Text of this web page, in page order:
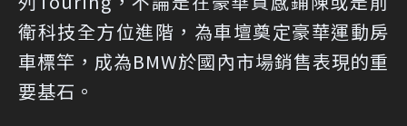
衛科技全方位進階，為車壇奠定豪華運動房
車標竿，成為BMW於國內市場銷售表現的重
要基石。